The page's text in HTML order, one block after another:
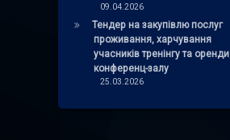
09.04.2026
Тендер на закупівлю послуг
проживання, харчування
учасників тренінгу та оренди
конференц-залу
25.03.2026